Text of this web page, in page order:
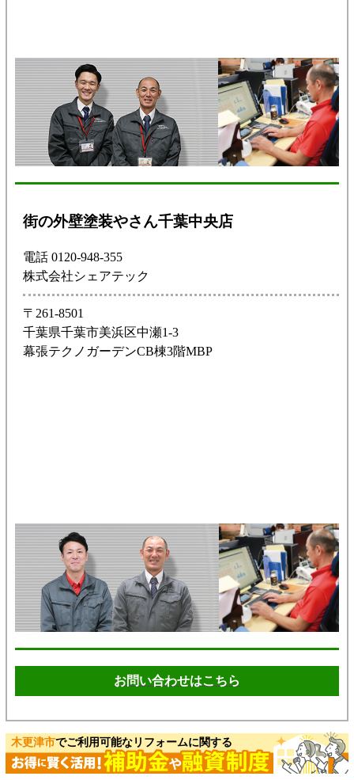
街の外壁塗装やさん千葉中央店
電話 0120-948-355
株式会社シェアテック
〒261-8501
千葉県千葉市美浜区中瀬1-3
幕張テクノガーデンCB棟3階MBP
お問い合わせはこちら
木更津市でご利用可能なリフォームに関する